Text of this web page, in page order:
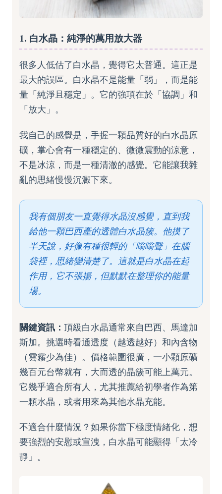
1. 白水晶：純淨的萬用放大器
很多人低估了白水晶，覺得它太普通。這正是
最大的誤區。白水晶不是能量「弱」，而是能
量「純淨且穩定」。它的強項在於「協調」和
「放大」。
我自己的感覺是，手握一顆品質好的白水晶原
礦，掌心會有一種穩定的、微微震動的涼意，
不是冰涼，而是一種清澈的感覺。它能讓我雜
亂的思緒慢慢沉澱下來。
我有個朋友一直覺得水晶沒感覺，直到我
給他一顆巴西產的透體白水晶簇。他摸了
半天說，好像有種很輕的「嗡嗡聲」在腦
袋裡，思緒變清楚了。這就是白水晶在起
作用，它不張揚，但默默在整理你的能量
場。
關鍵資訊： 頂級白水晶通常來自巴西、馬達加
斯加。挑選時看通透度（越透越好）和內含物
（雲霧少為佳）。價格範圍很廣，一小顆原礦
幾百元台幣就有，大而透的晶簇可能上萬元。
它幾乎適合所有人，尤其推薦給初學者作為第
一顆水晶，或者用來為其他水晶充能。
不適合什麼情況？如果你當下極度情緒化，想
要強烈的安慰或宣洩，白水晶可能顯得「太冷
靜」。